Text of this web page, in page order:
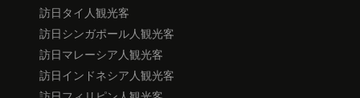
訪日タイ人観光客
訪日シンガポール人観光客
訪日マレーシア人観光客
訪日インドネシア人観光客